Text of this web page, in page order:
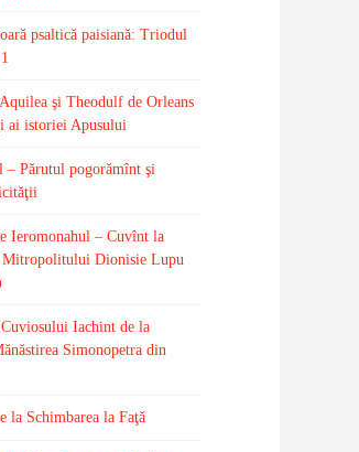
psaltică paisiană: Triodul
şi Theodulf de Orleans
ai istoriei Apusului
– Părutul pogorămînt şi
Ieromonahul – Cuvînt la
Mitropolitului Dionisie Lupu
Iachint de la
Simonopetra din
la Schimbarea la Faţă